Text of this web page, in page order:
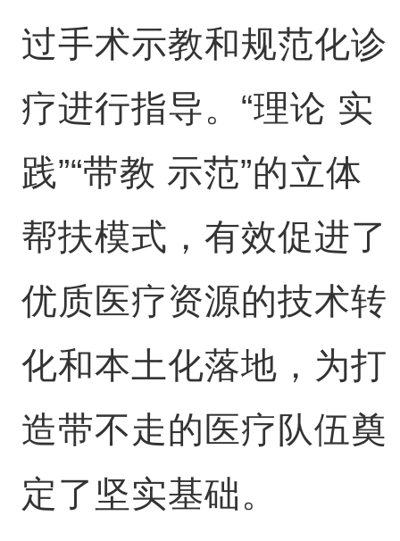
过手术示教和规范化诊
疗进行指导。“理论 实
践”“带教 示范”的立体
帮扶模式，有效促进了
优质医疗资源的技术转
化和本土化落地，为打
造带不走的医疗队伍奠
定了坚实基础。